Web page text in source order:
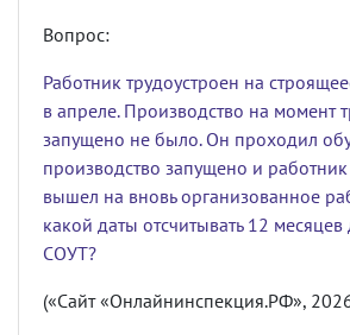
Вопрос:
Работник трудоустроен на
в апреле. Производство на момент
запущено не было. Он проходил
производство запущено и
вышел на вновь организованное
какой даты отсчитывать 12
СОУТ?
(«Сайт «Онлайнинспекция.РФ»,